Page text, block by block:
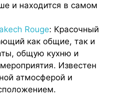
и находится в самом
Rouge: Красочный
как общие, так и
общую кухню и
Известен
атмосферой и